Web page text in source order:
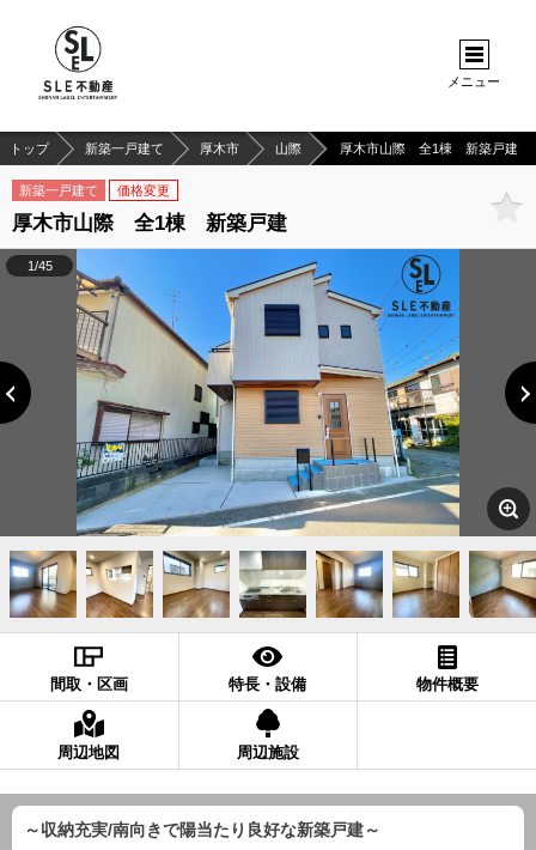
メニュー
トップ 新築一戸建て 厚木市 山際 厚木市山際 全1棟 新築戸建
新築一戸建て 価格変更
厚木市山際 全1棟 新築戸建
1/45
間取・区画 特長・設備 物件概要
周辺地図 周辺施設
～収納充実/南向きで陽当たり良好な新築戸建～